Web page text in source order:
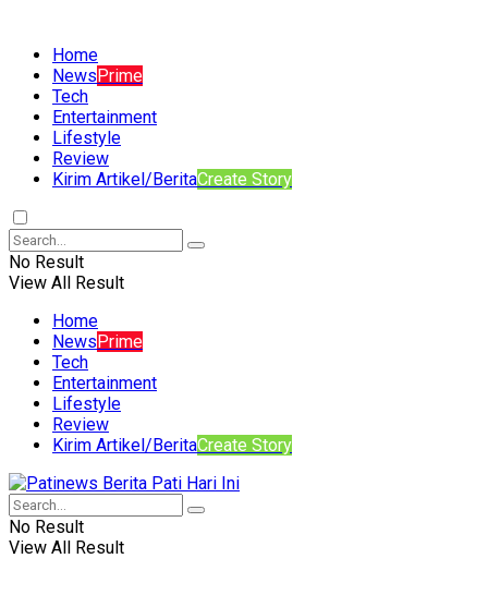
Home
NewsPrime
Tech
Entertainment
Lifestyle
Review
Kirim Artikel/BeritaCreate Story
No Result
View All Result
Home
NewsPrime
Tech
Entertainment
Lifestyle
Review
Kirim Artikel/BeritaCreate Story
No Result
View All Result